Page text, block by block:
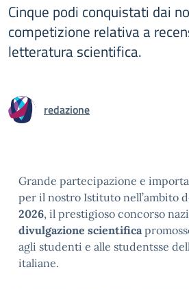
Cinque podi conquistati dai
competizione relativa a
letteratura scientifica.
redazione
Grande partecipazione e
per il nostro Istituto nell’ambito
2026, il prestigioso concorso
divulgazione scientifica
agli studenti e alle studentsse
italiane.